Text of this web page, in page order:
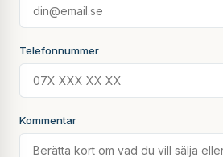
Telefonnummer
Kommentar